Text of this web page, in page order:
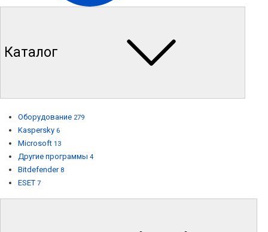
Каталог
Оборудование 279
Kaspersky 6
Microsoft 13
Другие программы 4
Bitdefender 8
ESET 7